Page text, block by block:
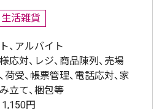
生活雑貨
、アルバイト
応対、レジ、商品陳列、売場
荷受、帳票管理、電話応対、家
立て、梱包等
円